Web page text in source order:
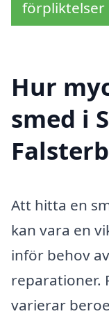
förpliktelser
Hur
smed i
Att hitta en
kan vara en
inför behov
reparationer.
varierar